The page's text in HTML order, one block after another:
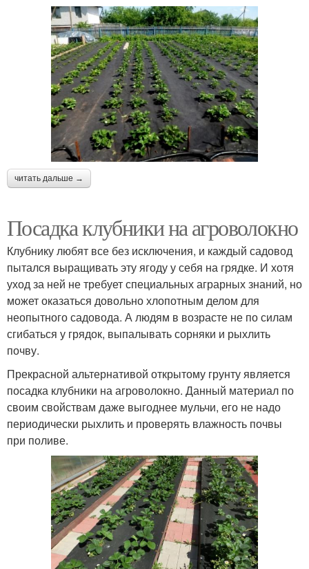
читать дальше →
Посадка клубники на агроволокно
Клубнику любят все без исключения, и каждый садовод
пытался выращивать эту ягоду у себя на грядке. И хотя
уход за ней не требует специальных аграрных знаний, но
может оказаться довольно хлопотным делом для
неопытного садовода. А людям в возрасте не по силам
сгибаться у грядок, выпалывать сорняки и рыхлить
почву.
Прекрасной альтернативой открытому грунту является
посадка клубники на агроволокно. Данный материал по
своим свойствам даже выгоднее мульчи, его не надо
периодически рыхлить и проверять влажность почвы
при поливе.